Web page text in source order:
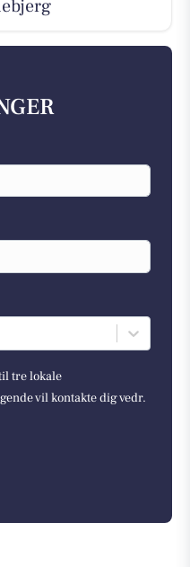
tre lokale
vil kontakte dig vedr.